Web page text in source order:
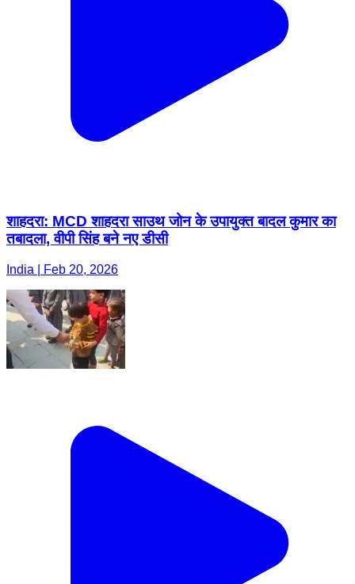
शाहदरा: MCD शाहदरा साउथ जोन के उपायुक्त बादल कुमार का
तबादला, वीपी सिंह बने नए डीसी
India | Feb 20, 2026